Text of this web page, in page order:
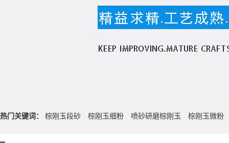
热门关键词： 棕刚玉段砂 棕刚玉细粉 喷砂研磨棕刚玉 棕刚玉微粉